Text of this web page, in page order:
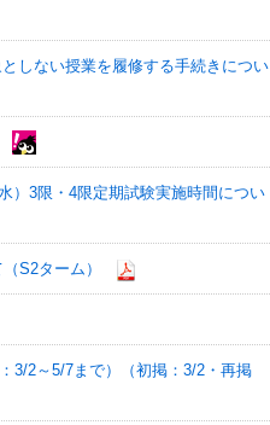
しない授業を履修する手続きについ
）3限・4限定期試験実施時間につい
S2ターム）
3/2～5/7まで）（初掲：3/2・再掲